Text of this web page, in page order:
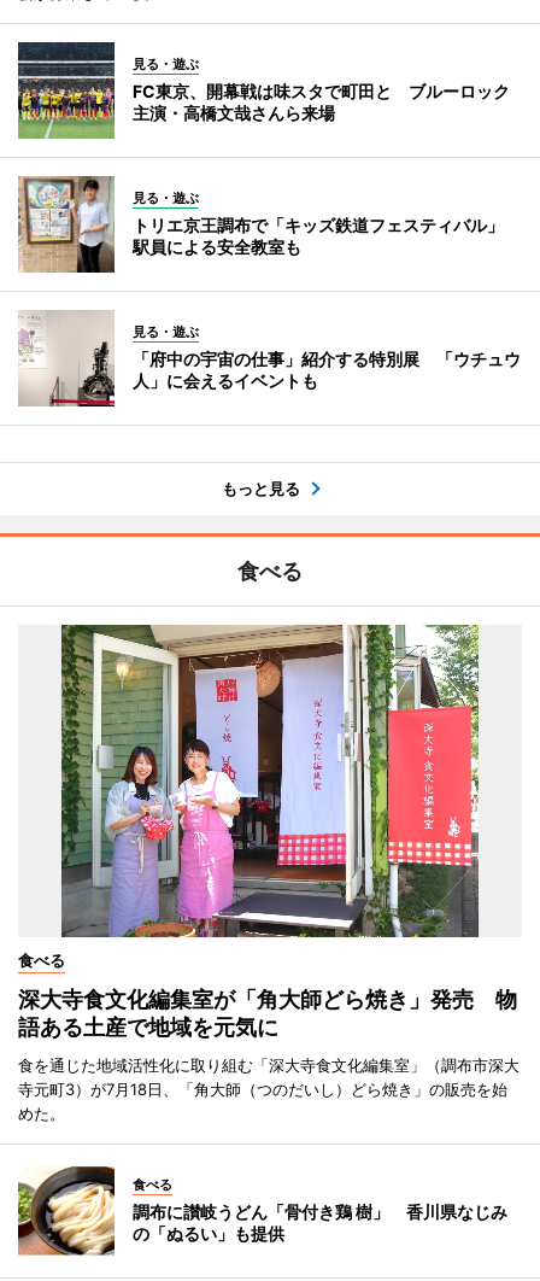
見る・遊ぶ
FC東京、開幕戦は味スタで町田と ブルーロック
主演・高橋文哉さんら来場
見る・遊ぶ
トリエ京王調布で「キッズ鉄道フェスティバル」
駅員による安全教室も
見る・遊ぶ
「府中の宇宙の仕事」紹介する特別展 「ウチュウ
人」に会えるイベントも
もっと見る
食べる
食べる
深大寺食文化編集室が「角大師どら焼き」発売 物
語ある土産で地域を元気に
食を通じた地域活性化に取り組む「深大寺食文化編集室」（調布市深大
寺元町3）が7月18日、「角大師（つのだいし）どら焼き」の販売を始
めた。
食べる
調布に讃岐うどん「骨付き鶏 樹」 香川県なじみ
の「ぬるい」も提供